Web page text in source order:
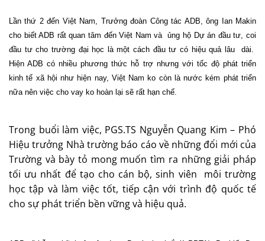
Lần thứ 2 đến Việt Nam, Trưởng đoàn Công tác ADB, ông Ian Makin
cho biết ADB rất quan tâm đến Việt Nam và
ủng hộ Dự án đầu tư, coi
đầu tư cho trường đại học là một cách đầu tư có hiệu quả lâu
dài.
Hiện ADB có nhiều phương thức hỗ trợ nhưng với tốc độ phát triển
kinh tế xã hội như hiện nay, Việt Nam ko còn là nước kém phát triển
nữa nên việc cho vay ko hoàn lại sẽ rất hạn chế.
Trong buổi làm việc, PGS.TS Nguyễn Quang Kim – Phó
Hiệu trưởng Nhà trường báo cáo về những đổi mới của
Trường và bày tỏ mong muốn tìm ra những giải pháp
tối ưu nhất để tạo cho cán bộ, sinh viên
môi trường
học tập và làm việc tốt, tiếp cận với trình độ quốc tế
cho sự phát triển bền vững và hiệu quả.